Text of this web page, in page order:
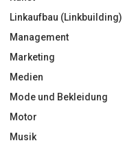
Linkaufbau (Linkbuilding)
Management
Marketing
Medien
Mode und Bekleidung
Motor
Musik